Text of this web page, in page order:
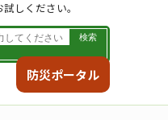
防災ポータル
試しください。